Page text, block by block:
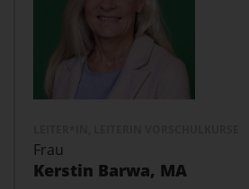
Frau
Kerstin Barwa, MA